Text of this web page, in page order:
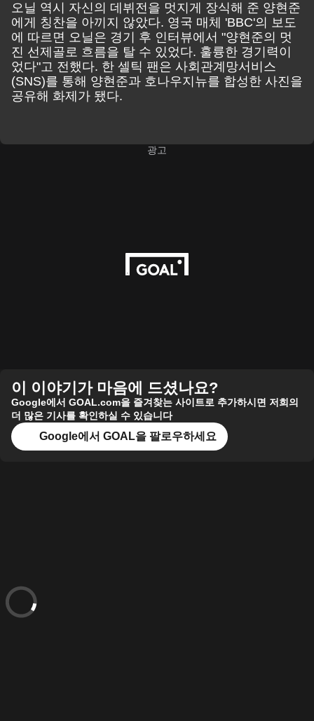
오닐 역시 자신의 데뷔전을 멋지게 장식해 준 양현준
에게 칭찬을 아끼지 않았다. 영국 매체 'BBC'의 보도
에 따르면 오닐은 경기 후 인터뷰에서 "양현준의 멋
진 선제골로 흐름을 탈 수 있었다. 훌륭한 경기력이
었다"고 전했다. 한 셀틱 팬은 사회관계망서비스
(SNS)를 통해 양현준과 호나우지뉴를 합성한 사진을
공유해 화제가 됐다.
광고
이 이야기가 마음에 드셨나요?
Google에서 GOAL.com을 즐겨찾는 사이트로 추가하시면 저희의
더 많은 기사를 확인하실 수 있습니다
Google에서 GOAL을 팔로우하세요